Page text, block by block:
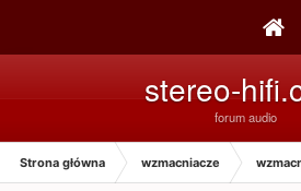
stereo-
forum audio
Strona główna wzmacniacze